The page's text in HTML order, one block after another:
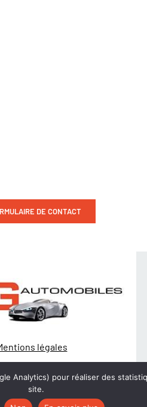
DE CONTACT
légales
de Confidentialité
wiwacom
Analytics) pour réaliser des
site.